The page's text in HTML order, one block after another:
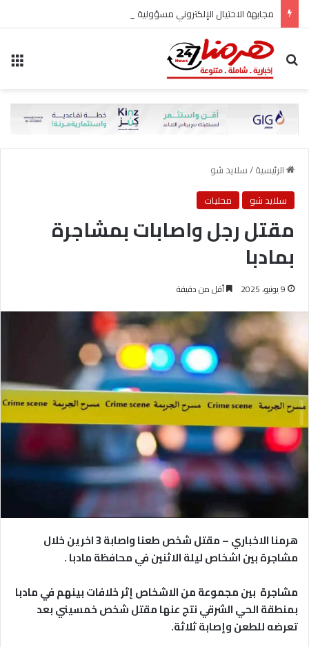
مجابهة الاحتيال الإلكتروني مسؤولية مشتركة
بحث عن
الرئيسية/سلايد شو
سلايد شو
محليات
مقتل رجل واصابات بمشاجرة
بمادبا
9 يونيو، 2025 أقل من دقيقة
هرمنا الاخباري – مقتل شخص طعنا واصابة 3 اخرين خلال
مشاجرة بين اشخاص ليلة الاثنين في محافظة مادبا .
مشاجرة بين مجموعة من الاشخاص إثر خلافات بينهم في مادبا
بمنطقة الحي الشرقي نتج عنها مقتل شخص خمسيني بعد
تعرضه للطعن وإصابة ثلاثة.